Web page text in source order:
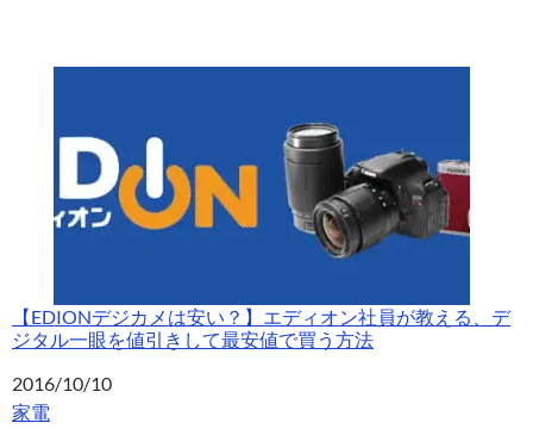
【EDIONデジカメは安い？】エディオン社員が教える、デ
ジタル一眼を値引きして最安値で買う方法
日付
2016/10/10
関連理由
家電